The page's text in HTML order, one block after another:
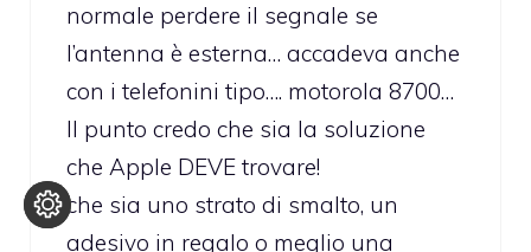
normale perdere il segnale se
l’antenna è esterna… accadeva anche
con i telefonini tipo…. motorola 8700…
Il punto credo che sia la soluzione
che Apple DEVE trovare!
che sia uno strato di smalto, un
adesivo in regalo o meglio una